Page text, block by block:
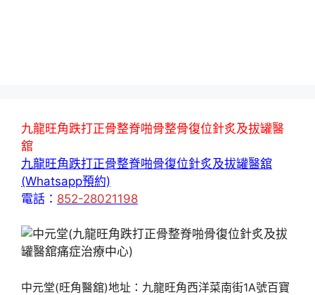
九龍旺角跌打正骨整脊啪骨整骨復位針炙及拔罐醫
舘
九龍旺角跌打正骨整脊啪骨復位針炙及拔罐醫舘
(Whatsapp預約)
電話： 852-28021198
中元堂(旺角醫舘)地址：九龍旺角西洋菜南街1A號百寶